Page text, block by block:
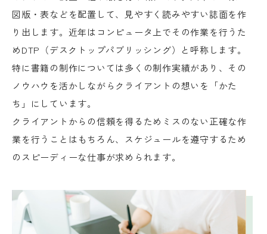
図版・表などを配置して、見やすく読みやすい誌面を作
り出します。近年はコンピュータ上でその作業を行うた
めDTP（デスクトップパブリッシング）と呼称します。
特に書籍の制作については多くの制作実績があり、その
ノウハウを活かしながらクライアントの想いを「かた
ち」にしています。
クライアントからの信頼を得るためミスのない正確な作
業を行うことはもちろん、スケジュールを遵守するため
のスピーディーな仕事が求められます。